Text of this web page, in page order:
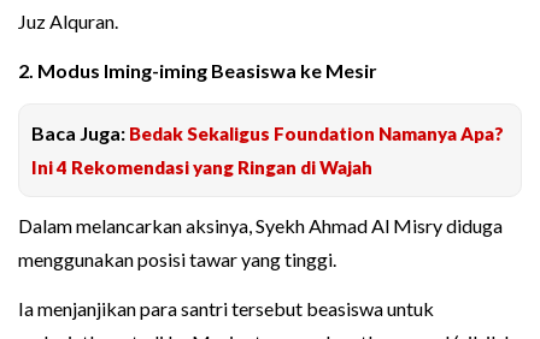
Juz Alquran.
2. Modus Iming-iming Beasiswa ke Mesir
Baca Juga: Bedak Sekaligus Foundation Namanya Apa?
Ini 4 Rekomendasi yang Ringan di Wajah
Dalam melancarkan aksinya, Syekh Ahmad Al Misry diduga
menggunakan posisi tawar yang tinggi.
Ia menjanjikan para santri tersebut beasiswa untuk